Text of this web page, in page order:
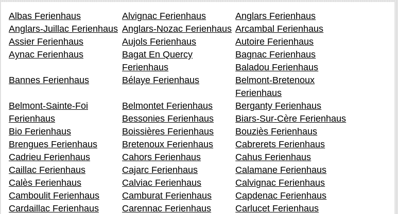
Albas Ferienhaus Alvignac Ferienhaus
Anglars Ferienhaus
Anglars-Juillac Ferienhaus Anglars-Nozac Ferienhaus Arcambal Ferienhaus
Assier Ferienhaus
Aujols Ferienhaus
Autoire Ferienhaus
Aynac Ferienhaus
Bagat En Quercy
Ferienhaus
Bagnac Ferienhaus
Baladou Ferienhaus
Bannes Ferienhaus
Bélaye Ferienhaus
Belmont-Bretenoux
Ferienhaus
Belmont-Sainte-Foi
Ferienhaus
Belmontet Ferienhaus
Berganty Ferienhaus
Bessonies Ferienhaus
Biars-Sur-Cère Ferienhaus
Bio Ferienhaus
Boissières Ferienhaus
Bouziès Ferienhaus
Brengues Ferienhaus
Bretenoux Ferienhaus
Cabrerets Ferienhaus
Cadrieu Ferienhaus
Cahors Ferienhaus
Cahus Ferienhaus
Caillac Ferienhaus
Cajarc Ferienhaus
Calamane Ferienhaus
Calès Ferienhaus
Calviac Ferienhaus
Calvignac Ferienhaus
Camboulit Ferienhaus
Camburat Ferienhaus
Capdenac Ferienhaus
Cardaillac Ferienhaus
Carennac Ferienhaus
Carlucet Ferienhaus